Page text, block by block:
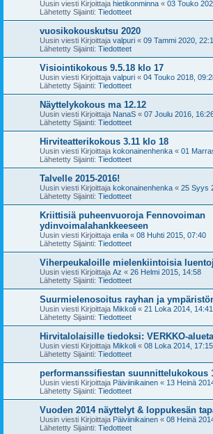
Uusin viesti Kirjoittaja hietikonminna « 03 Touko
Lähetetty Sijainti: Tiedotteet
vuosikokouskutsu 2020
Uusin viesti Kirjoittaja valpuri « 09 Tammi 2020,
Lähetetty Sijainti: Tiedotteet
Visiointikokous 9.5.18 klo 17
Uusin viesti Kirjoittaja valpuri « 04 Touko 2018,
Lähetetty Sijainti: Tiedotteet
Näyttelykokous ma 12.12
Uusin viesti Kirjoittaja NanaS « 07 Joulu 2016,
Lähetetty Sijainti: Tiedotteet
Hirviteatterikokous 3.11 klo 18
Uusin viesti Kirjoittaja kokonainenhenka « 01
Lähetetty Sijainti: Tiedotteet
Talvelle 2015-2016!
Uusin viesti Kirjoittaja kokonainenhenka « 25 Syys
Lähetetty Sijainti: Tiedotteet
Kriittisiä puheenvuoroja Fennovoiman
ydinvoimalahankkeeseen
Uusin viesti Kirjoittaja enila « 08 Huhti 2015, 07:40
Lähetetty Sijainti: Tiedotteet
Viherpeukaloille mielenkiintoisia
Uusin viesti Kirjoittaja Az « 26 Helmi 2015, 14:58
Lähetetty Sijainti: Tiedotteet
Suurmielenosoitus rayhan ja
Uusin viesti Kirjoittaja Mikkoli « 21 Loka 2014, 14:41
Lähetetty Sijainti: Tiedotteet
Hirvitalolaisille tiedoksi: VERKKO-
Uusin viesti Kirjoittaja Mikkoli « 08 Loka 2014, 17:15
Lähetetty Sijainti: Tiedotteet
performanssifiestan suunnittelukokous
Uusin viesti Kirjoittaja Päiviinikainen « 13 Heinä
Lähetetty Sijainti: Tiedotteet
Vuoden 2014 näyttelyt & loppukesän
Uusin viesti Kirjoittaja Päiviinikainen « 08 Heinä
Lähetetty Sijainti: Tiedotteet